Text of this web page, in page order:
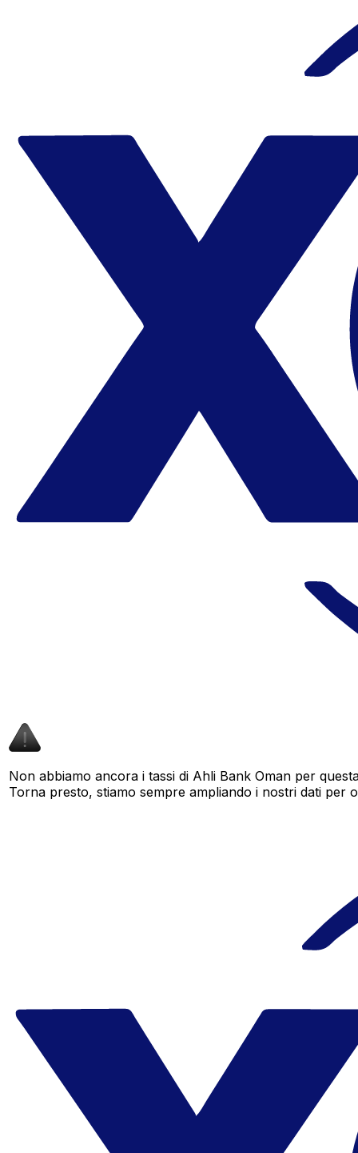
Non abbiamo ancora i tassi di Ahli Bank Oman per
Torna presto, stiamo sempre ampliando i nostri dati per